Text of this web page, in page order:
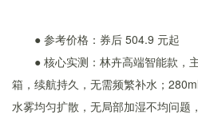
● 参考价格：券后 504.9 元起
● 核心实测：林卉高端智能款，
箱，续航持久，无需频繁补水；
水雾均匀扩散，无局部加湿不均问题